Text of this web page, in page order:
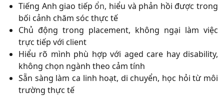
Tiếng Anh giao tiếp ổn, hiểu và phản hồi được trong
bối cảnh chăm sóc thực tế
Chủ động trong placement, không ngại làm việc
trực tiếp với client
Hiểu rõ mình phù hợp với aged care hay disability,
không chọn ngành theo cảm tính
Sẵn sàng làm ca linh hoạt, di chuyển, học hỏi từ môi
trường thực tế